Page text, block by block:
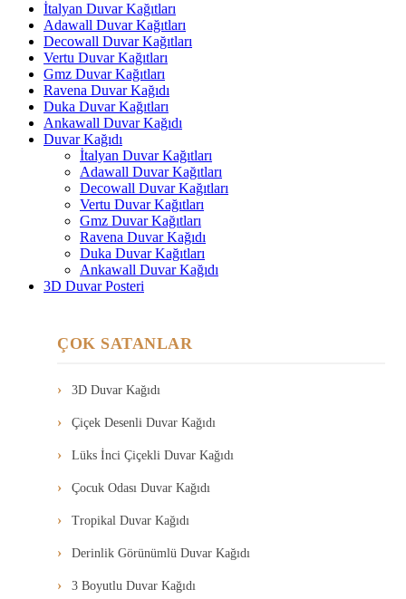
İtalyan Duvar Kağıtları
Adawall Duvar Kağıtları
Decowall Duvar Kağıtları
Vertu Duvar Kağıtları
Gmz Duvar Kağıtları
Ravena Duvar Kağıdı
Duka Duvar Kağıtları
Ankawall Duvar Kağıdı
Duvar Kağıdı
İtalyan Duvar Kağıtları
Adawall Duvar Kağıtları
Decowall Duvar Kağıtları
Vertu Duvar Kağıtları
Gmz Duvar Kağıtları
Ravena Duvar Kağıdı
Duka Duvar Kağıtları
Ankawall Duvar Kağıdı
3D Duvar Posteri
ÇOK SATANLAR
3D Duvar Kağıdı
Çiçek Desenli Duvar Kağıdı
Lüks İnci Çiçekli Duvar Kağıdı
Çocuk Odası Duvar Kağıdı
Tropikal Duvar Kağıdı
Derinlik Görünümlü Duvar Kağıdı
3 Boyutlu Duvar Kağıdı